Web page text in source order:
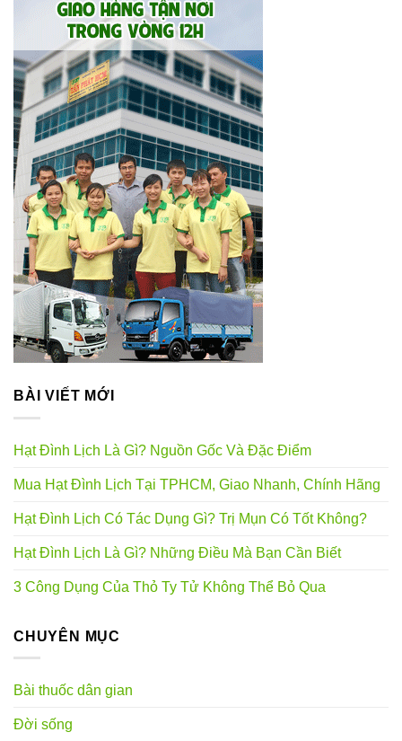
BÀI VIẾT MỚI
Hạt Đình Lịch Là Gì? Nguồn Gốc Và Đặc Điểm
Mua Hạt Đình Lịch Tại TPHCM, Giao Nhanh, Chính Hãng
Hạt Đình Lịch Có Tác Dụng Gì? Trị Mụn Có Tốt Không?
Hạt Đình Lịch Là Gì? Những Điều Mà Bạn Cần Biết
3 Công Dụng Của Thỏ Ty Tử Không Thể Bỏ Qua
CHUYÊN MỤC
Bài thuốc dân gian
Đời sống